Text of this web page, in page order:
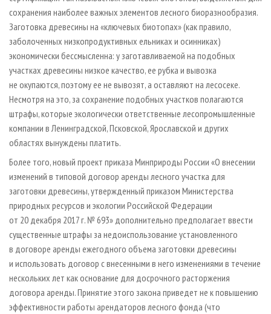
сохранения наиболее важных элементов лесного биоразнообразия.
Заготовка древесины на «ключевых биотопах» (как правило,
заболоченных низкопродуктивных ельниках и осинниках)
экономически бессмысленна: у заготавливаемой на подобных
участках древесины низкое качество, ее рубка и вывозка
не окупаются, поэтому ее не вывозят, а оставляют на лесосеке.
Несмотря на это, за сохранение подобных участков полагаются
штрафы, которые экологически ответственные лесопромышленные
компании в Ленинградской, Псковской, Яро­славской и других
областях вынуждены платить.
Более того, новый проект приказа Минприроды России «О внесении
изменений в типовой договор аренды лесного участка для
заготовки древесины, утвержденный приказом Министерства
природных ресурсов и экологии Российской Федерации
от 20 декабря 2017 г. № 693» дополнительно предполагает ввести
существенные штрафы за недоиспользование установленного
в договоре аренды ежегодного объема заготовки древесины
и использовать договор с внесенными в него изменениями в течение
нескольких лет как основание для досрочного расторжения
договора аренды. Принятие этого закона приведет не к повышению
эффективности работы арендаторов лесного фонда (что